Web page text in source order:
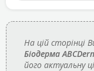
На цій
Біодерма
його актуальну